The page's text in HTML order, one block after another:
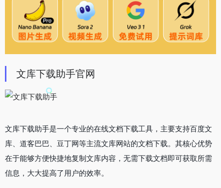
文库下载助手官网
文库下载助手是一个专业的在线文档下载工具，主要支持百度文
库、道客巴巴、豆丁网等主流文库网站的文档下载。其核心优势
在于能够方便快捷地复制文库内容，无需下载文档即可获取所需
信息，大大提高了用户的效率。